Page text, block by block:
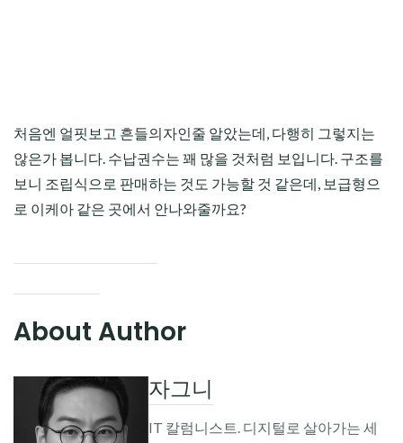
처음엔 얼핏보고 흔들의자인줄 알았는데, 다행히 그렇지는
않은가 봅니다. 수납권수는 꽤 많을 것처럼 보입니다. 구조를
보니 조립식으로 판매하는 것도 가능할 것 같은데, 보급형으
로 이케아 같은 곳에서 안나와줄까요?
About Author
자그니
IT 칼럼니스트. 디지털로 살아가는 세